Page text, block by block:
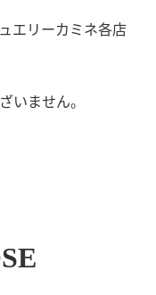
エリーカミネ各店
いません。